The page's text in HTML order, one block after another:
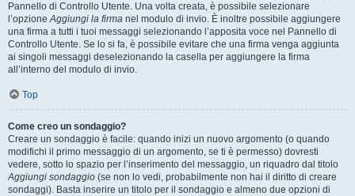
Pannello di Controllo Utente. Una volta creata, è possibile selezionare
l’opzioneAggiungi la firma nel modulo di invio. È inoltre possibile aggiungere
una firma a tutti i tuoi messaggi selezionando l’apposita voce nel Pannello di
Controllo Utente. Se lo si fa, è possibile evitare che una firma venga aggiunta
ai singoli messaggi deselezionando la casella per aggiungere la firma
all’interno del modulo di invio.
Top
Come creo un sondaggio?
Creare un sondaggio è facile: quando inizi un nuovo argomento (o quando
modifichi il primo messaggio di un argomento, se ti è permesso) dovresti
vedere, sotto lo spazio per l’inserimento del messaggio, un riquadro dal titolo
Aggiungi sondaggio (se non lo vedi, probabilmente non hai il diritto di creare
sondaggi). Basta inserire un titolo per il sondaggio e almeno due opzioni di